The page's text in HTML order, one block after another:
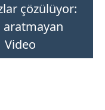
çözülüyor:
aratmayan
Video